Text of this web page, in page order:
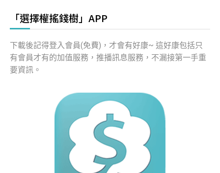
「選擇權搖錢樹」APP
下載後記得登入會員(免費)，才會有好康~ 這好康包括只
有會員才有的加值服務，推播訊息服務，不漏接第一手重
要資訊。